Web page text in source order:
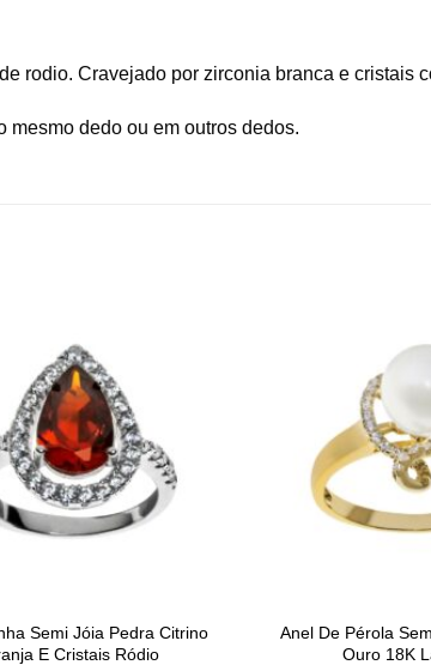
rodio. Cravejado por zirconia branca e cristais
dedo ou em outros dedos.
Semi Jóia Pedra Citrino
E Cristais Ródio
Anel De Pérola
Ouro 18K